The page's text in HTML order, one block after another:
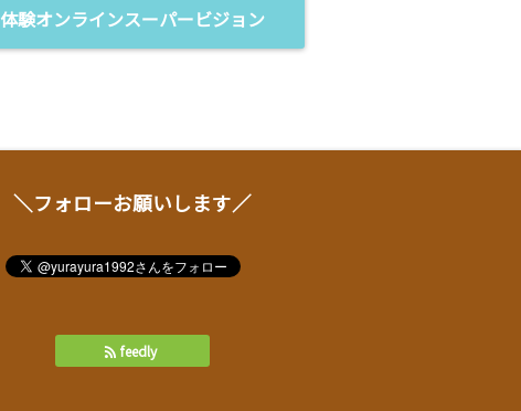
体験オンラインスーパービジョン
＼フォローお願いします／
feedly